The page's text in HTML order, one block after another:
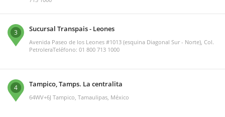
3 Sucursal Transpais - Leones
Avenida Paseo de los Leones #1013 (esquina Diagonal Sur - Norte), Col.
PetroleraTeléfono: 01 800 713 1000
4 Tampico, Tamps. La centralita
64WV+6J Tampico, Tamaulipas, México